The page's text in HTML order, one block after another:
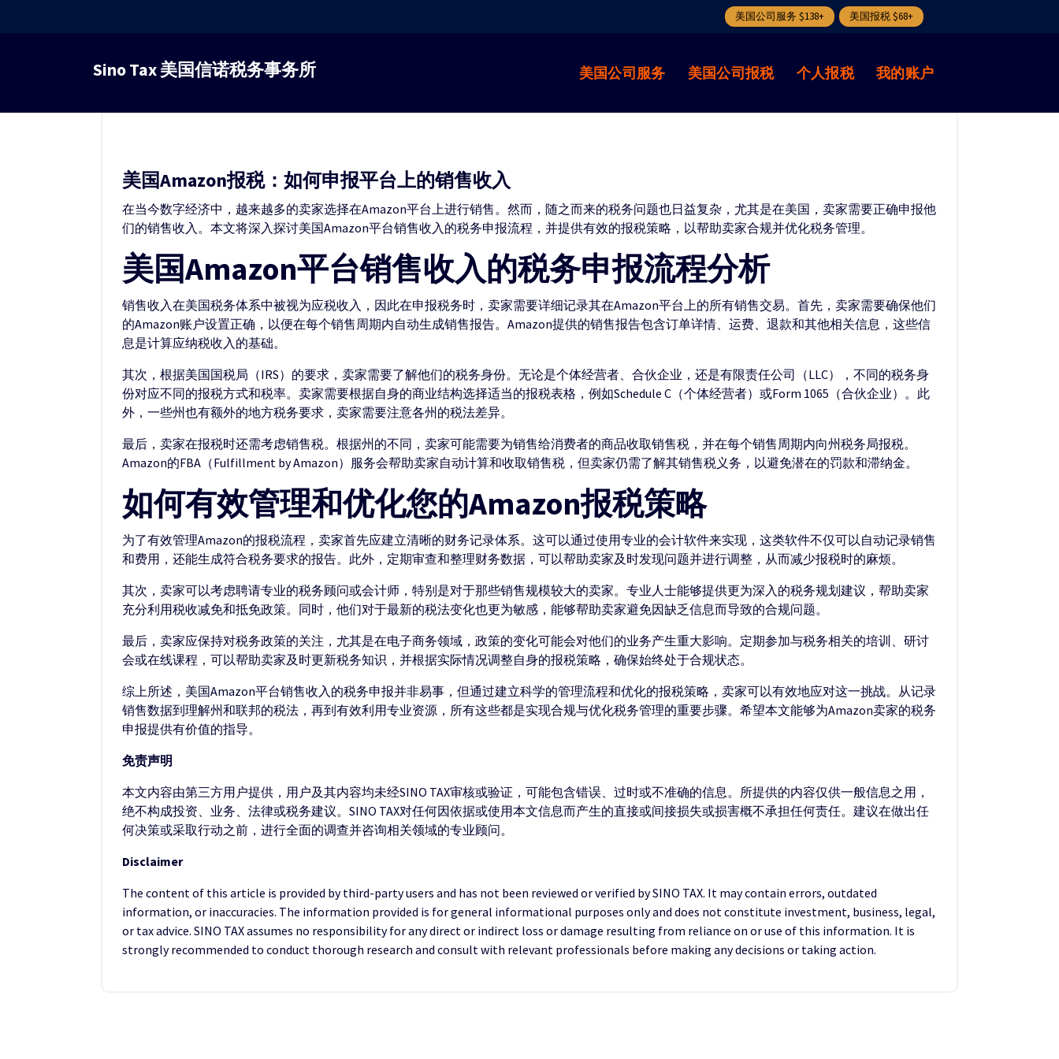
美国公司服务 $138+ 美国报税 $68+
容
Sino Tax 美国信诺税务事务所 美国公司服务 美国公司报税 个人报税 我的账户
美国Amazon报税：如何申报平台上的销售收入
在当今数字经济中，越来越多的卖家选择在Amazon平台上进行销售。然而，随之而来的税务问题也日益复杂，尤其是在美国，卖家需要正确申报他
们的销售收入。本文将深入探讨美国Amazon平台销售收入的税务申报流程，并提供有效的报税策略，以帮助卖家合规并优化税务管理。
美国Amazon平台销售收入的税务申报流程分析
销售收入在美国税务体系中被视为应税收入，因此在申报税务时，卖家需要详细记录其在Amazon平台上的所有销售交易。首先，卖家需要确保他们
的Amazon账户设置正确，以便在每个销售周期内自动生成销售报告。Amazon提供的销售报告包含订单详情、运费、退款和其他相关信息，这些信
息是计算应纳税收入的基础。
其次，根据美国国税局（IRS）的要求，卖家需要了解他们的税务身份。无论是个体经营者、合伙企业，还是有限责任公司（LLC），不同的税务身
份对应不同的报税方式和税率。卖家需要根据自身的商业结构选择适当的报税表格，例如Schedule C（个体经营者）或Form 1065（合伙企业）。此
外，一些州也有额外的地方税务要求，卖家需要注意各州的税法差异。
最后，卖家在报税时还需考虑销售税。根据州的不同，卖家可能需要为销售给消费者的商品收取销售税，并在每个销售周期内向州税务局报税。
Amazon的FBA（Fulfillment by Amazon）服务会帮助卖家自动计算和收取销售税，但卖家仍需了解其销售税义务，以避免潜在的罚款和滞纳金。
如何有效管理和优化您的Amazon报税策略
为了有效管理Amazon的报税流程，卖家首先应建立清晰的财务记录体系。这可以通过使用专业的会计软件来实现，这类软件不仅可以自动记录销售
和费用，还能生成符合税务要求的报告。此外，定期审查和整理财务数据，可以帮助卖家及时发现问题并进行调整，从而减少报税时的麻烦。
其次，卖家可以考虑聘请专业的税务顾问或会计师，特别是对于那些销售规模较大的卖家。专业人士能够提供更为深入的税务规划建议，帮助卖家
充分利用税收减免和抵免政策。同时，他们对于最新的税法变化也更为敏感，能够帮助卖家避免因缺乏信息而导致的合规问题。
最后，卖家应保持对税务政策的关注，尤其是在电子商务领域，政策的变化可能会对他们的业务产生重大影响。定期参加与税务相关的培训、研讨
会或在线课程，可以帮助卖家及时更新税务知识，并根据实际情况调整自身的报税策略，确保始终处于合规状态。
综上所述，美国Amazon平台销售收入的税务申报并非易事，但通过建立科学的管理流程和优化的报税策略，卖家可以有效地应对这一挑战。从记录
销售数据到理解州和联邦的税法，再到有效利用专业资源，所有这些都是实现合规与优化税务管理的重要步骤。希望本文能够为Amazon卖家的税务
申报提供有价值的指导。
免责声明
本文内容由第三方用户提供，用户及其内容均未经SINO TAX审核或验证，可能包含错误、过时或不准确的信息。所提供的内容仅供一般信息之用，
绝不构成投资、业务、法律或税务建议。SINO TAX对任何因依据或使用本文信息而产生的直接或间接损失或损害概不承担任何责任。建议在做出任
何决策或采取行动之前，进行全面的调查并咨询相关领域的专业顾问。
Disclaimer
The content of this article is provided by third-party users and has not been reviewed or verified by SINO TAX. It may contain errors, outdated
information, or inaccuracies. The information provided is for general informational purposes only and does not constitute investment, business, legal,
or tax advice. SINO TAX assumes no responsibility for any direct or indirect loss or damage resulting from reliance on or use of this information. It is
strongly recommended to conduct thorough research and consult with relevant professionals before making any decisions or taking action.